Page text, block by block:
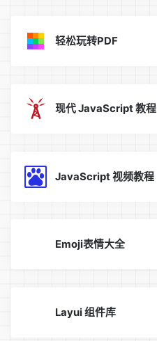
轻松玩转PDF
现代 JavaScript 教程
JavaScript 视频教程
Emoji表情大全
Layui 组件库